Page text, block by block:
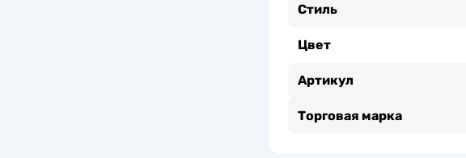
Стиль
Цвет
Артикул
Торговая марка